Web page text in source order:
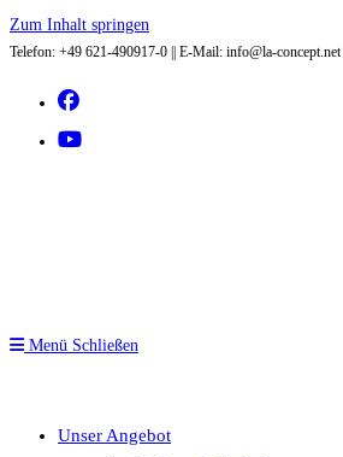
Zum Inhalt springen
Telefon: +49 621-490917-0 || E-Mail: info@la-concept.net
Menü Schließen
Unser Angebot